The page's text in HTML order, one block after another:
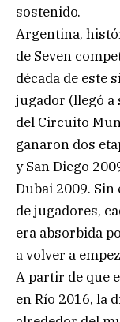
sostenido.
Argentina,
de Seven
década de este
jugador (llegó a
del Circuito
ganaron dos
y San Diego
Dubai 2009.
de jugadores,
era absorbida
a volver a
A partir de que
en Río 2016, la